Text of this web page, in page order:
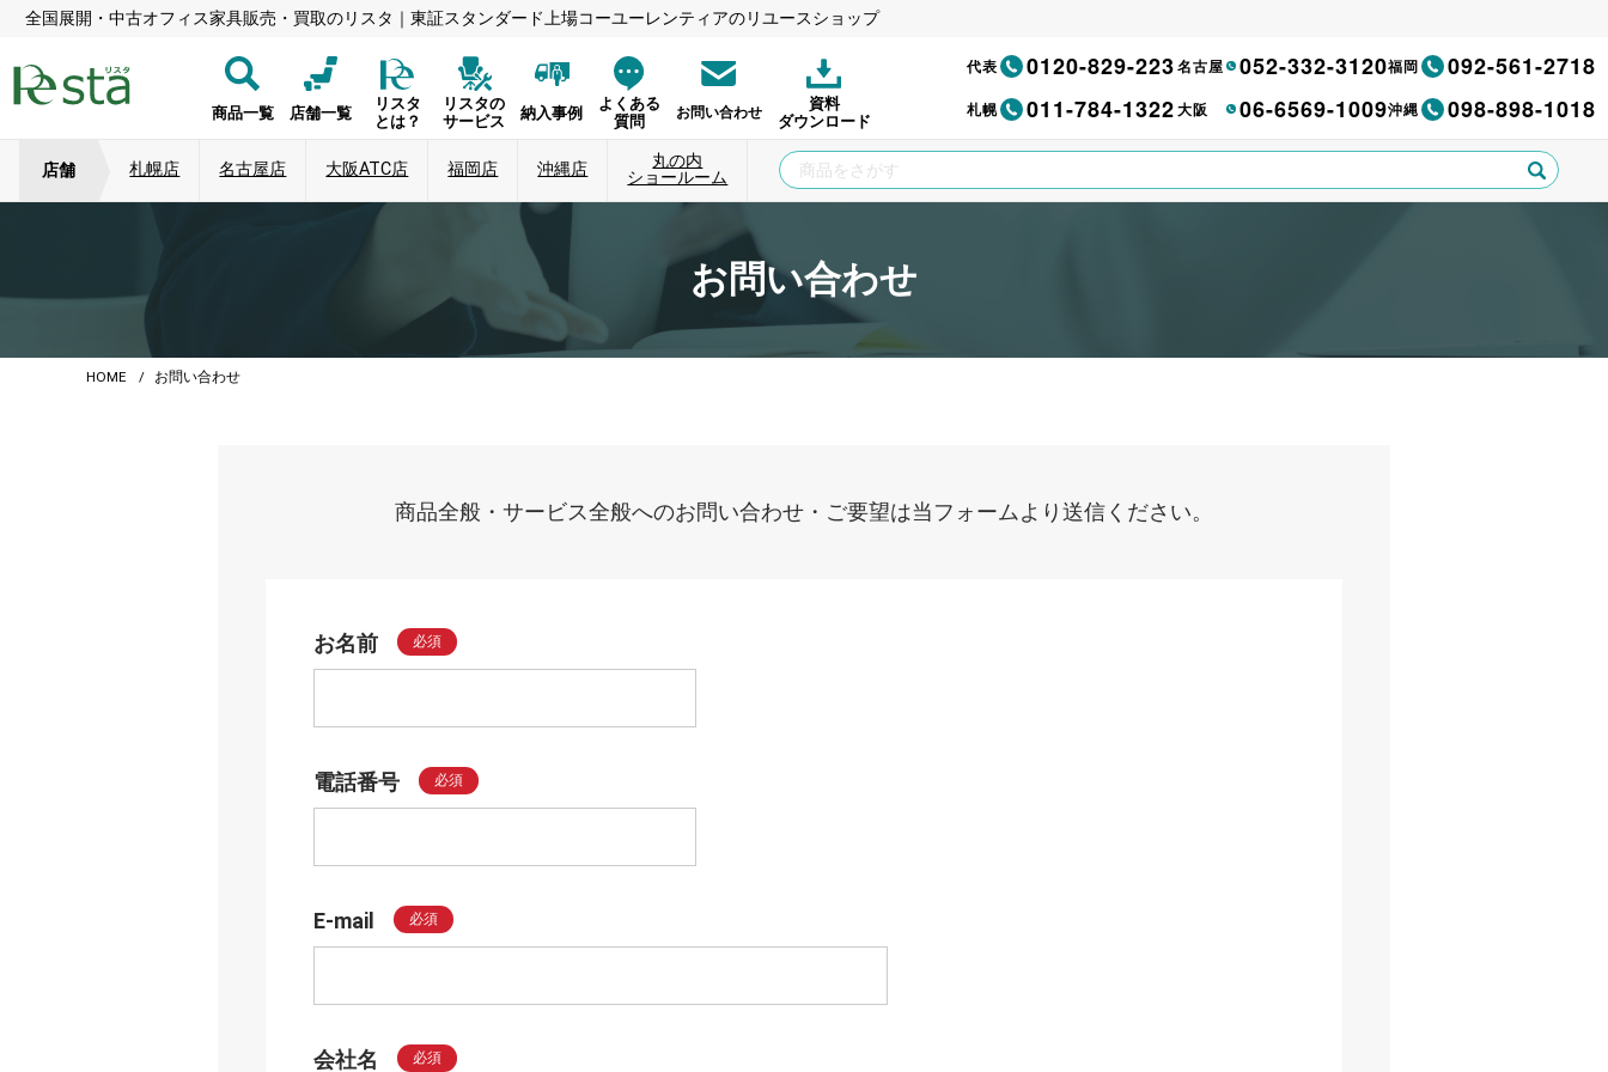
全国展開・中古オフィス家具販売・買取のリスタ｜東証スタンダード上場コーユーレンティアのリユースショップ
商品一覧 店舗一覧
リスタ
とは？
リスタの
サービス
納入事例
よくある
質問
お問い合わせ
資料
ダウンロード
代表 0120-829-223名古屋 052-332-3120福岡 092-561-2718
札幌 011-784-1322大阪 06-6569-1009沖縄 098-898-1018
店舗 札幌店 名古屋店 大阪ATC店 福岡店 沖縄店
丸の内
ショールーム
お問い合わせ
HOME お問い合わせ
商品全般・サービス全般へのお問い合わせ・ご要望は当フォームより送信ください。
お名前 必須
電話番号 必須
E-mail 必須
会社名 必須